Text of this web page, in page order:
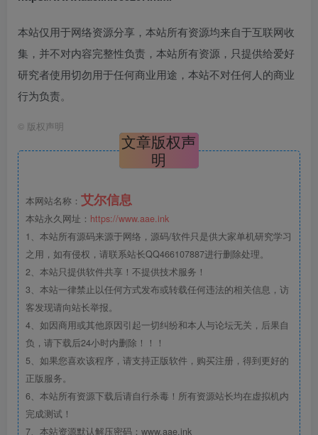
本站仅用于网络资源分享，本站所有资源均来自于互联网收
集，并不对内容完整性负责，本站所有资源，只提供给爱好
研究者使用切勿用于任何商业用途，本站不对任何人的商业
行为负责。
© 版权声明
文章版权声
明
本网站名称： 艾尔信息
本站永久网址： https://www.aae.ink
1、本站所有源码来源于网络，源码/软件只是供大家单机研究学习
之用，如有侵权，请联系站长QQ466107887进行删除处理。
2、本站只提供软件共享！不提供技术服务！
3、本站一律禁止以任何方式发布或转载任何违法的相关信息，访
客发现请向站长举报。
4、如因商用或其他原因引起一切纠纷和本人与论坛无关，后果自
负，请下载后24小时内删除！！！
5、如果您喜欢该程序，请支持正版软件，购买注册，得到更好的
正版服务。
6、本站所有资源下载后请自行杀毒！所有资源站长均在虚拟机内
完成测试！
7、本站资源默认解压密码：www.aae.ink